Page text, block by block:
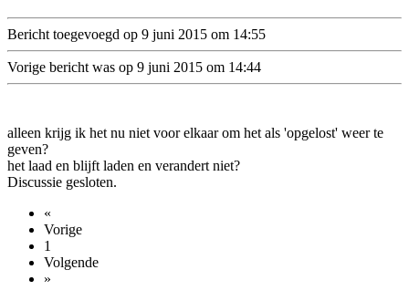
Bericht toegevoegd op 9 juni 2015 om 14:55
Vorige bericht was op 9 juni 2015 om 14:44
alleen krijg ik het nu niet voor elkaar om het als 'opgelost' weer te
geven?
het laad en blijft laden en verandert niet?
Discussie gesloten.
«
Vorige
1
Volgende
»